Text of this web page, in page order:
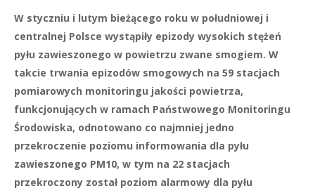
W styczniu i lutym bieżącego roku w południowej i
centralnej Polsce wystąpiły epizody wysokich stężeń
pyłu zawieszonego w powietrzu zwane smogiem. W
takcie trwania epizodów smogowych na 59 stacjach
pomiarowych monitoringu jakości powietrza,
funkcjonujących w ramach Państwowego Monitoringu
Środowiska, odnotowano co najmniej jedno
przekroczenie poziomu informowania dla pyłu
zawieszonego PM10, w tym na 22 stacjach
przekroczony został poziom alarmowy dla pyłu